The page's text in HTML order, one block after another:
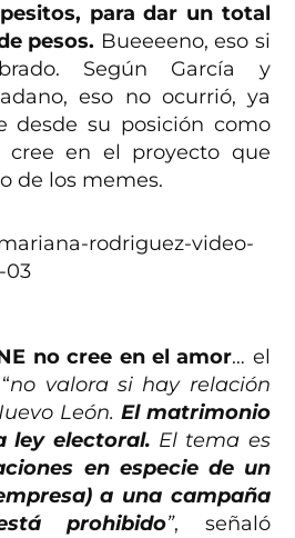
para dar un total
pesos. Bueeeeno, eso si
Según García y
eso no ocurrió, ya
desde su posición como
cree en el proyecto que
de los memes.
no cree en el amor… el
no valora si hay relación
León. El matrimonio
ley electoral. El tema es
en especie de un
a una campaña
prohibido”, señaló